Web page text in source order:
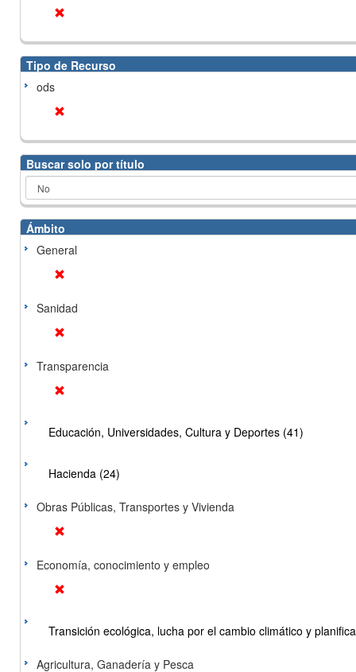
Tipo de Recurso
ods
Buscar solo por título
Ámbito
General
Sanidad
Transparencia
Educación, Universidades, Cultura y Deportes (41)
Hacienda (24)
Obras Públicas, Transportes y Vivienda
Economía, conocimiento y empleo
Transición ecológica, lucha por el cambio climático y
Agricultura, Ganadería y Pesca